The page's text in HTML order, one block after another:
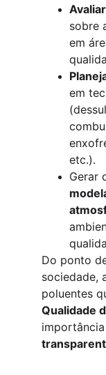
sobre
em
em
etc.).
Gerar
Do ponto
sociedade,
poluentes
Qualidade